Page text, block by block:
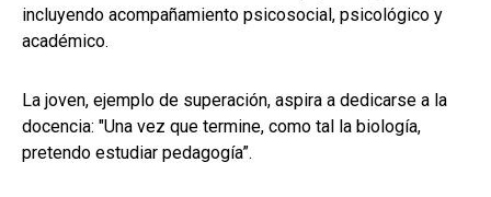
incluyendo acompañamiento psicosocial, psicológico y
académico.
La joven, ejemplo de superación, aspira a dedicarse a la
docencia: "Una vez que termine, como tal la biología,
pretendo estudiar pedagogía”.